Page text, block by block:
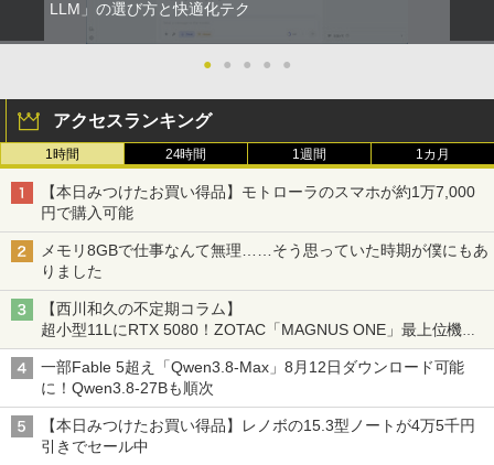
LLM」の選び方と快適化テク
● ● ● ● ●
アクセスランキング
1時間 24時間 1週間 1カ月
【本日みつけたお買い得品】モトローラのスマホが約1万7,000
円で購入可能
メモリ8GBで仕事なんて無理……そう思っていた時期が僕にもあ
りました
【西川和久の不定期コラム】
超小型11LにRTX 5080！ZOTAC「MAGNUS ONE」最上位機の
実力を探る
一部Fable 5超え「Qwen3.8-Max」8月12日ダウンロード可能
に！Qwen3.8-27Bも順次
【本日みつけたお買い得品】レノボの15.3型ノートが4万5千円
引きでセール中